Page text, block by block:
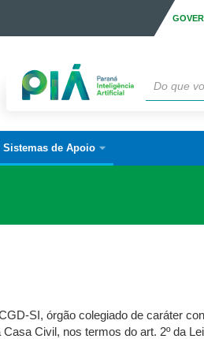
Sistemas de Apoio
SI, órgão colegiado de caráter
Civil, nos termos do art. 2º da